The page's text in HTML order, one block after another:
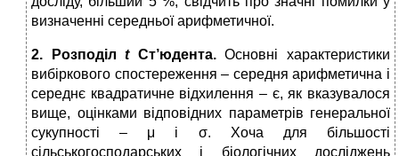
визначенні середньої арифметичної.
2. Розподілt Ст’юдента.Основні характеристики
вибіркового спостереження – середня арифметична і
середнє квадратичне відхилення – є, як вказувалося
вище, оцінками відповідних параметрів генеральної
сукупності – μ і σ. Хоча для більшості
сільськогосподарських і біологічних досліджень